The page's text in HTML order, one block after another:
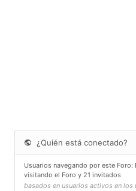
¿Quién está conectado?
Usuarios navegando por este
visitando el Foro y 21 invitados
basados en usuarios activos en